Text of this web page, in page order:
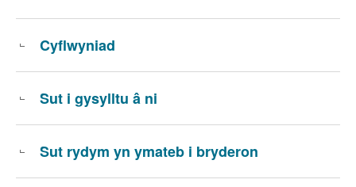
Cyflwyniad
Sut i gysylltu â ni
Sut rydym yn ymateb i bryderon